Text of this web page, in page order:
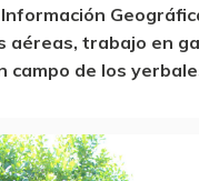
aéreas, trabajo en
campo de los